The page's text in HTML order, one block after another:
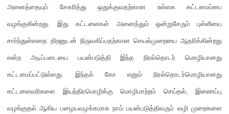
அனைத்தையும் சேகரித்து ஒதுக்குவதற்கான உள்ளக கட்டமைப்பை
வழங்குகின்றது.இது கட்டளைகள் அனைத்தும் ஒன்றுசேரும் புள்ளியை
சார்ந்துள்ளதை திறனுடன் நிருவகிப்பதற்கான செயல்முறையை ஆதரிக்கின்றது
என்ற அடிப்படையை பயன்படுத்தி இந்த நிரல்தொடர் மொழியானது
கட்டமைப்பட்டுள்ளது. இந்தக் கோ எனும் நிரல்தொடர்மொழியானது
கட்டளைவரிகளை இயந்திரமொழிக்கு மொழிமாற்றம் செய்தல், இணைப்பு
வழங்குதல் ஆகிய பழையவழக்கமாக நாம் பயன்படுத்திவரும் வழி முறைகளை